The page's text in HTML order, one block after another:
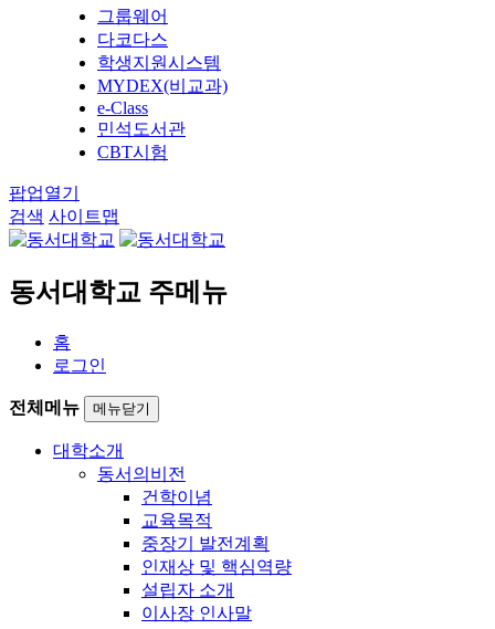
그룹웨어
다코다스
학생지원시스템
MYDEX(비교과)
e-Class
민석도서관
CBT시험
팝업열기
검색 사이트맵
동서대학교 주메뉴
홈
로그인
전체메뉴 메뉴닫기
대학소개
동서의비전
건학이념
교육목적
중장기 발전계획
인재상 및 핵심역량
설립자 소개
이사장 인사말